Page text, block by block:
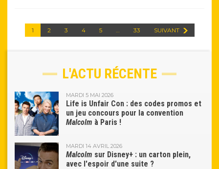
1 2 3 4 5 … 33 SUIVANT
L'ACTU RÉCENTE
MARDI 5 MAI 2026
Life is Unfair Con : des codes promos et
un jeu concours pour la convention
Malcolm à Paris !
MARDI 14 AVRIL 2026
Malcolm sur Disney+ : un carton plein,
avec l'espoir d'une suite ?